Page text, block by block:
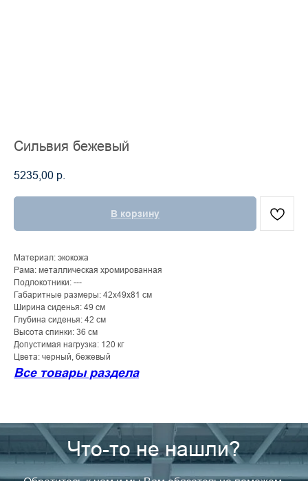
Сильвия бежевый
5235,00 р.
В корзину
Материал: экокожа
Рама: металлическая хромированная
Подлокотники: ---
Габаритные размеры: 42х49х81 см
Ширина сиденья: 49 см
Глубина сиденья: 42 см
Высота спинки: 36 см
Допустимая нагрузка: 120 кг
Цвета: черный, бежевый
Все товары раздела
Что-то не нашли?